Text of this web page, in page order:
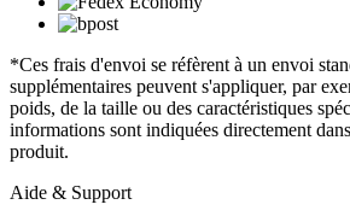
*Ces frais d'envoi se réfèrent à un envoi
supplémentaires peuvent s'appliquer, par
poids, de la taille ou des caractéristiques
informations sont indiquées directement
produit.
Aide & Support